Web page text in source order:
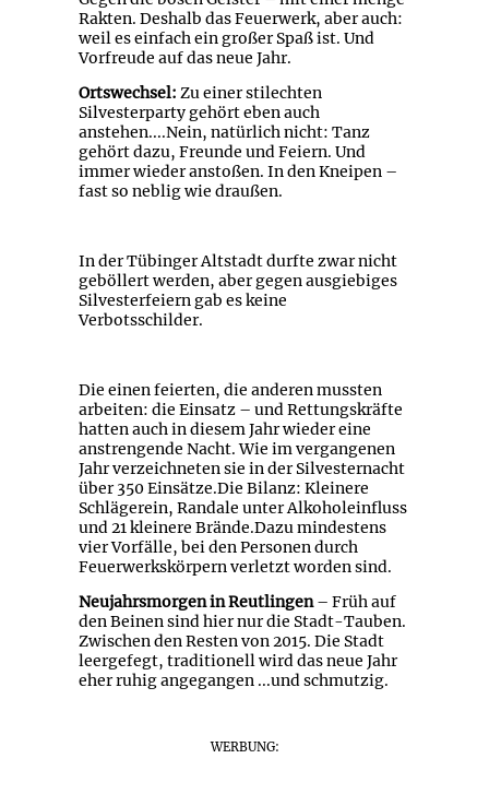
Rakten. Deshalb das Feuerwerk, aber auch:
weil es einfach ein großer Spaß ist. Und
Vorfreude auf das neue Jahr.
Ortswechsel: Zu einer stilechten
Silvesterparty gehört eben auch
anstehen....Nein, natürlich nicht: Tanz
gehört dazu, Freunde und Feiern. Und
immer wieder anstoßen. In den Kneipen –
fast so neblig wie draußen.
In der Tübinger Altstadt durfte zwar nicht
geböllert werden, aber gegen ausgiebiges
Silvesterfeiern gab es keine
Verbotsschilder.
Die einen feierten, die anderen mussten
arbeiten: die Einsatz – und Rettungskräfte
hatten auch in diesem Jahr wieder eine
anstrengende Nacht. Wie im vergangenen
Jahr verzeichneten sie in der Silvesternacht
über 350 Einsätze.Die Bilanz: Kleinere
Schlägerein, Randale unter Alkoholeinfluss
und 21 kleinere Brände.Dazu mindestens
vier Vorfälle, bei den Personen durch
Feuerwerkskörpern verletzt worden sind.
Neujahrsmorgen in Reutlingen– Früh auf
den Beinen sind hier nur die Stadt-Tauben.
Zwischen den Resten von 2015. Die Stadt
leergefegt, traditionell wird das neue Jahr
eher ruhig angegangen ...und schmutzig.
WERBUNG: